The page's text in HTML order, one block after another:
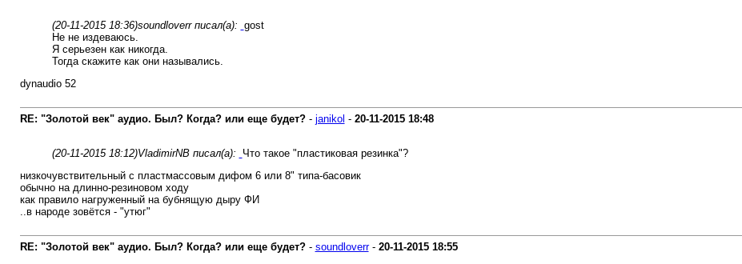
(20-11-2015 18:36)soundloverr писал(а): gost
Не не издеваюсь.
Я серьезен как никогда.
Тогда скажите как они назывались.
dynaudio 52
RE: "Золотой век" аудио. Был? Когда? или еще будет?- janikol - 20-11-2015 18:48
(20-11-2015 18:12)VladimirNB писал(а):
Что такое "пластиковая резинка"?
низкочувствительный с пластмассовым дифом 6 или 8" типа-басовик
обычно на длинно-резиновом ходу
как правило нагруженный на бубнящую дыру ФИ
..в народе зовётся - "утюг"
RE: "Золотой век" аудио. Был? Когда? или еще будет?- soundloverr- 20-11-2015 18:55